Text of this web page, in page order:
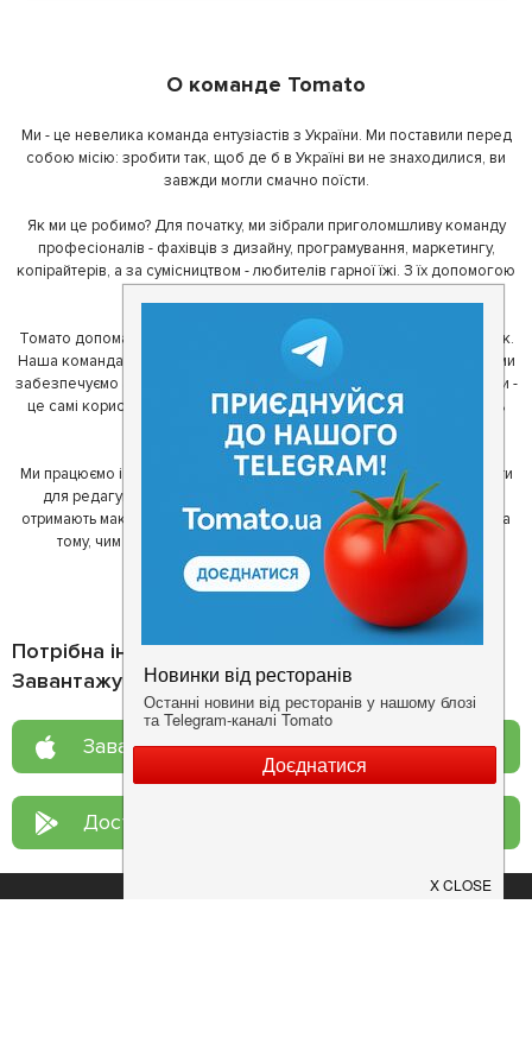
О команде Tomato
Ми - це невелика команда ентузіастів з України. Ми поставили перед
собою місію: зробити так, щоб де б в Україні ви не знаходилися, ви
завжди могли смачно поїсти.
Як ми це робимо? Для початку, ми зібрали приголомшливу команду
професіоналів - фахівців з дизайну, програмування, маркетингу,
копірайтерів, а за сумісництвом - любителів гарної їжі. З їх допомогою
Томато допомагає своїм користувачам знайти цікаві місця неподалік.
Наша команда регулярно зв'язується з ресторанами - таким чином ми
забезпечуємо актуальність інформації. Друга частина нашої команди -
це самі користувачі, які діляться своїми враженнями і допомагають
один одному у виборі кращих місць.
Ми працюємо і з ресторанами. Для них ми надаємо зручні інструменти
для редагування інформації про себе - в результаті відвідувачі
отримають максимум інформації, а ресторан зможе зосередитися на
тому, чим він любить займатися більше всього - смачній їжі.
Потрібна інформація про заклад?
Завантажуйте додаток!
Завантажте у App Store
Доступно у